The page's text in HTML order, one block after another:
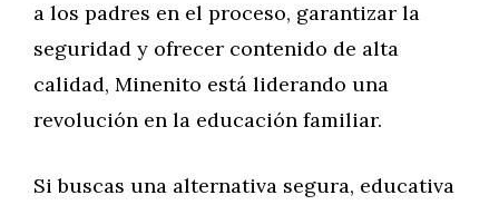
a los padres en el proceso, garantizar la
seguridad y ofrecer contenido de alta
calidad, Minenito está liderando una
revolución en la educación familiar.
Si buscas una alternativa segura, educativa